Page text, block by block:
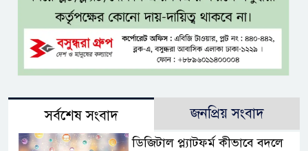
সর্বশেষ সংবাদ জনপ্রিয় সংবাদ
ডিজিটাল প্ল্যাটফর্ম কীভাবে বদলে